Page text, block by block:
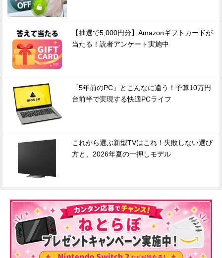
【抽選で5,000円分】Amazonギフトカードが
当たる！読者アンケート実施中
「5年前のPC」とこんなに違う！予算10万円
台前半で実現する快適PCライフ
これから選ぶ新型TVはこれ！失敗しない選び
方と、2026年夏の一押しモデル